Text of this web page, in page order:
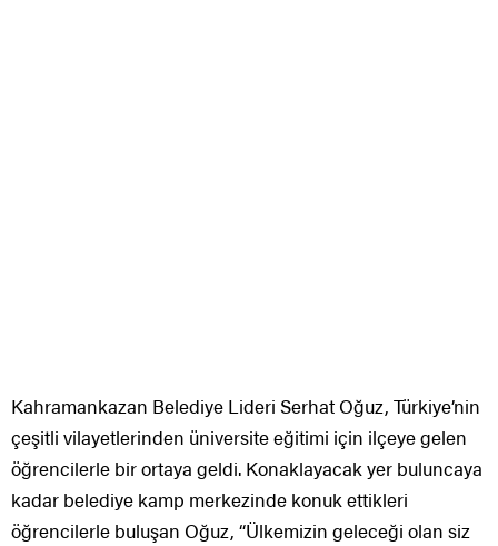
Kahramankazan Belediye Lideri Serhat Oğuz, Türkiye’nin
çeşitli vilayetlerinden üniversite eğitimi için ilçeye gelen
öğrencilerle bir ortaya geldi. Konaklayacak yer buluncaya
kadar belediye kamp merkezinde konuk ettikleri
öğrencilerle buluşan Oğuz, “Ülkemizin geleceği olan siz